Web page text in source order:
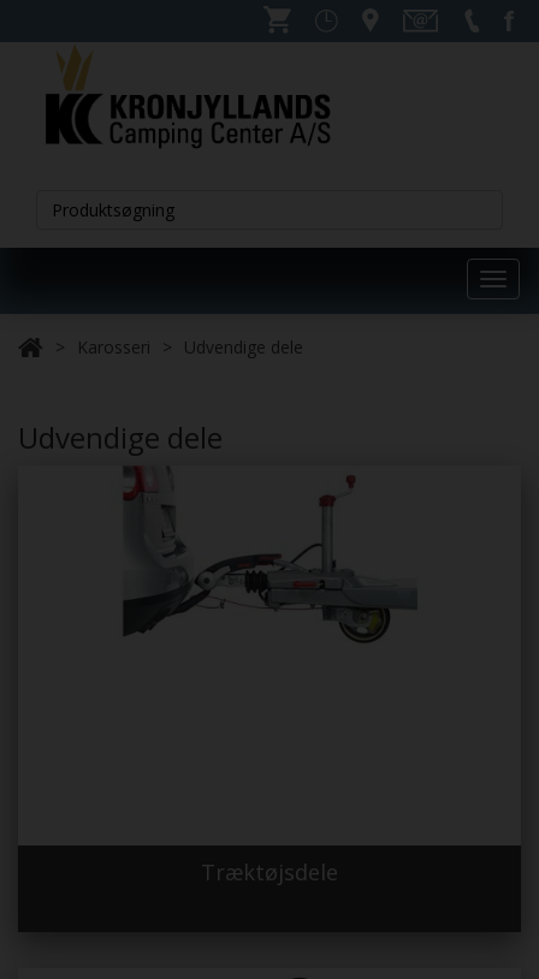
Karosseri Udvendige dele
Udvendige dele
Træktøjsdele